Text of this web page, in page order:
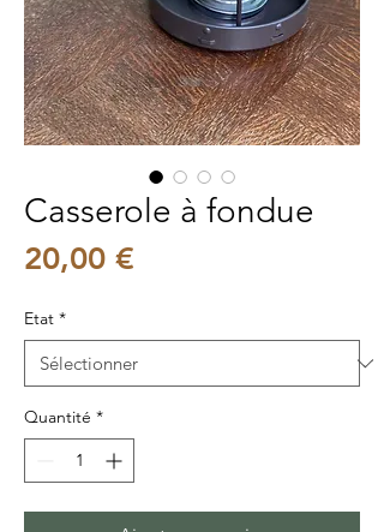
Casserole à fondue
20,00 €
Etat *
Quantité *